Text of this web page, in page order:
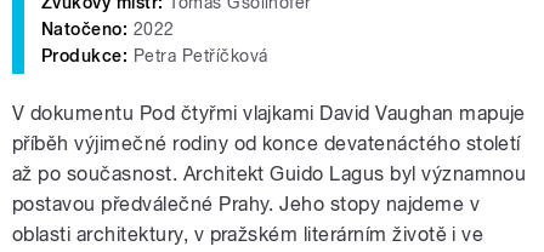
Natočeno: 2022
Produkce: Petra Petříčková
V dokumentu Pod čtyřmi vlajkami David Vaughan mapuje
příběh výjimečné rodiny od konce devatenáctého století
až po současnost. Architekt Guido Lagus byl významnou
postavou předválečné Prahy. Jeho stopy najdeme v
oblasti architektury, v pražském literárním životě i ve